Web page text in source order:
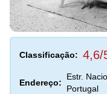
Classificação: 4,6/
Endereço:
Estr.
Portugal